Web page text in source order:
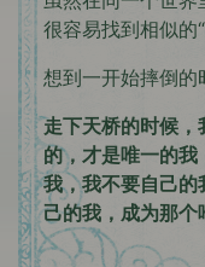
很容易找到相似的“
想到一开始摔倒的
走下天桥的时候，
的，才是唯一的
我，我不要自己
己的我，成为那个